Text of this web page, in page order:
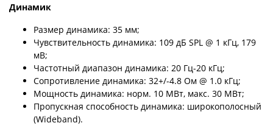
Динамик
Размер динамика: 35 мм;
Чувствительность динамика: 109 дБ SPL @ 1 кГц, 179
мВ;
Частотный диапазон динамика: 20 Гц-20 кГц;
Сопротивление динамика: 32+/-4.8 Ом @ 1.0 кГц;
Мощность динамика: норм. 10 МВт, макс. 30 МВт;
Пропускная способность динамика: широкополосный
(Wideband).